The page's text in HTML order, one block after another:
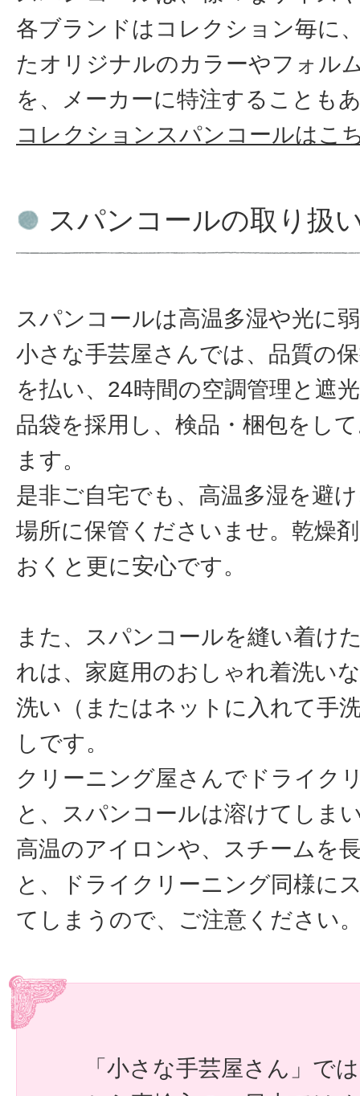
各ブランドはコレクション毎に
たオリジナルのカラーやフォル
を、メーカーに特注することも
コレクションスパンコールはこ
スパンコールの取り扱
スパンコールは高温多湿や光に
小さな手芸屋さんでは、品質の
を払い、24時間の空調管理と遮
品袋を採用し、検品・梱包をし
ます。
是非ご自宅でも、高温多湿を避
場所に保管くださいませ。乾燥
おくと更に安心です。
また、スパンコールを縫い着け
れは、家庭用のおしゃれ着洗い
洗い（またはネットに入れて手
しです。
クリーニング屋さんでドライク
と、スパンコールは溶けてしま
高温のアイロンや、スチームを
と、ドライクリーニング同様に
てしまうので、ご注意ください
「小さな手芸屋さん」で